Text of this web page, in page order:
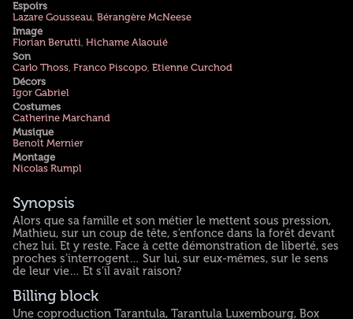
Espoirs
Lazare Gousseau, Bérangère McNeese
Image
Florian Berutti, Hichame Alaouié
Son
Carlo Thoss, Franco Piscopo, Etienne Curchod
Décors
Igor Gabriel
Costumes
Catherine Marchand
Musique
Benoît Mernier
Montage
Nicolas Rumpl
Synopsis
Alors que sa famille et son métier le mettent sous pression,
Mathieu, sur un coup de tête, s’enfonce dans la forêt devant
chez lui. Et y reste. Face à cette démonstration de liberté, ses
proches s’interrogent… Sur lui, sur eux-mêmes, sur le sens
de leur vie… Et s’il avait raison?
Billing block
Une coproduction Tarantula, Tarantula Luxembourg, Box